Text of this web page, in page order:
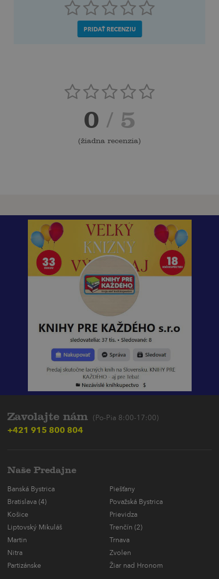
PRIDAŤ RECENZIU
0 / 5
(žiadna recenzia)
Zavolajte nám (Po-Pia 8:00-17:00)
+421 915 800 804
Naše Predajne
Banská Bystrica
Piešťany
Bratislava (4)
Považská Bystrica
Košice
Prievidza
Liptovský Mikuláš
Trenčín (2)
Martin
Trnava
Nitra
Zvolen
Partizánske
Žiar nad Hronom